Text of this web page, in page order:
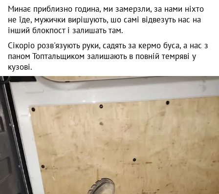
Минає приблизно година, ми замерзли, за нами ніхто
не їде, мужички вирішують, шо самі відвезуть нас на
інший блокпост і залишать там.
Сікоріо розв'язують руки, садять за кермо буса, а нас з
паном Топтальщиком залишають в повній темряві у
кузові.